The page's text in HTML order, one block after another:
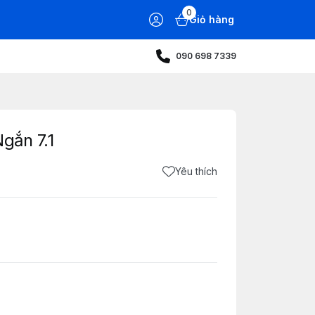
0
Giỏ hàng
090 698 7339
7.1
Yêu thích